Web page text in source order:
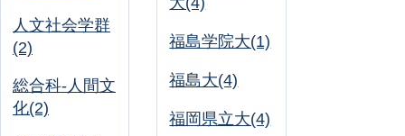
人文社会学群
(2)
総合科-人間文
化(2)
福島学院大(1)
福島大(4)
福岡県立大(4)